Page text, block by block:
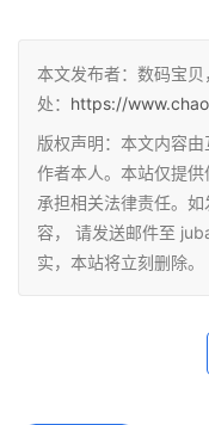
本文发布者：数码宝
处： https://
版权声明：本文内容
作者本人。本站仅提
承担相关法律责任。
容， 请发送邮件至
实，本站将立刻删除。